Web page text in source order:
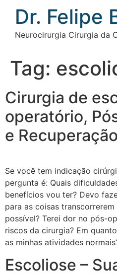
conteúdo
Dr. Felipe
Neurocirurgia Cirurgia da
Tag:
Cirurgia de
operatório,
e
Se você tem indicação
pergunta é: Quais
benefícios vou ter? Devo
para as coisas
possível? Terei dor no pós-
riscos da cirurgia? Em
as minhas atividades
Escoliose –